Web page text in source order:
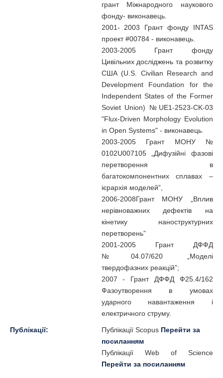
грант Міжнародного наукового
фонду- виконавець.
2001- 2003 Грант фонду INTAS
проект #00784 - виконавець.
2003-2005 Грант фонду
Цивільних досліджень та розвитку
США (U.S. Civilian Research and
Development Foundation for the
Independent States of the Former
Soviet Union) №UE1-2523-CK-03
"Flux-Driven Morphology Evolution
in Open Systems" - виконавець.
2003-2005 Грант МОНУ №
0102U007105 „Дифузійні фазові
перетворення в
багатокомпонентних сплавах –
ієрархія моделей”,
2006-2008Грант МОНУ „Вплив
нерівноважних дефектів на
кінетику наноструктурних
перетворень”
2001-2005 Грант ДФФД
№04.07/620 „Моделі
твердофазних реакцій”;
2007 - Грант ДФФД Ф25.4/162
Фазоутворення в умовах
ударного навантаження і
електричного струму.
Публікації: Публікації Scopus Перейти за
посиланням
Публікації Web of Science
Перейти за посиланням